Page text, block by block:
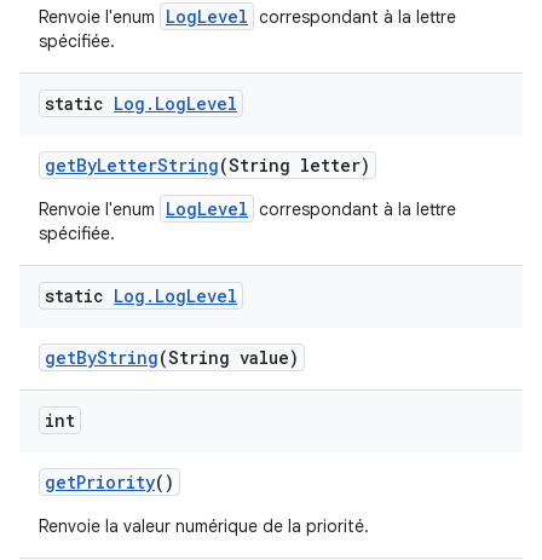
Renvoie l'enum LogLevel correspondant à la lettre
spécifiée.
static Log . LogLevel
getByLetterString(String letter)
Renvoie l'enum LogLevel correspondant à la lettre
spécifiée.
static Log . LogLevel
getByString(String value)
int
getPriority()
Renvoie la valeur numérique de la priorité.